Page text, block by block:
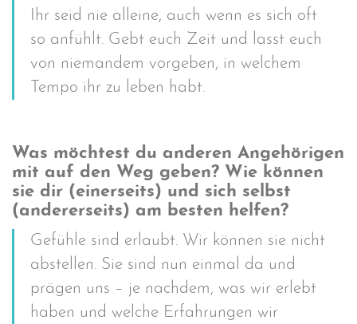
Ihr seid nie alleine, auch wenn es sich oft
so anfühlt. Gebt euch Zeit und lasst euch
von niemandem vorgeben, in welchem
Tempo ihr zu leben habt.
Was möchtest du anderen Angehörigen
mit auf den Weg geben? Wie können
sie dir (einerseits) und sich selbst
(andererseits) am besten helfen?
Gefühle sind erlaubt. Wir können sie nicht
abstellen. Sie sind nun einmal da und
prägen uns – je nachdem, was wir erlebt
haben und welche Erfahrungen wir